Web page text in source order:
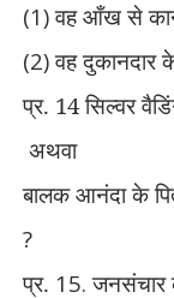
(1)वह आँख से
(2)वह दुकानदार
प्र. 14सिल्वर
अथवा
बालक आनंदा के
?
प्र. 15.जनसंचार